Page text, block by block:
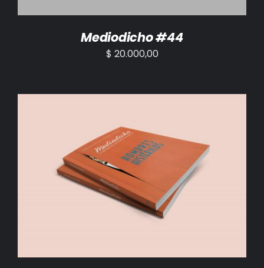
Mediodicho #44
$ 20.000,00
AÑADIR AL CARRITO DETALLES